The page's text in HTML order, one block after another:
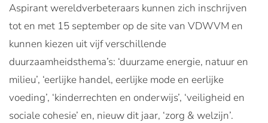
Aspirant wereldverbeteraars kunnen zich inschrijven
tot en met 15 september op de site van VDWVM en
kunnen kiezen uit vijf verschillende
duurzaamheidsthema’s: ‘duurzame energie, natuur en
milieu’, ‘eerlijke handel, eerlijke mode en eerlijke
voeding’, ‘kinderrechten en onderwijs’, ‘veiligheid en
sociale cohesie’ en, nieuw dit jaar, ‘zorg & welzijn’.